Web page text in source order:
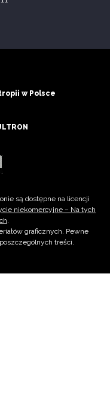
w Polsce
są dostępne na licencji
niekomercyjne – Na tych
.
graficznych. Pewne
treści.